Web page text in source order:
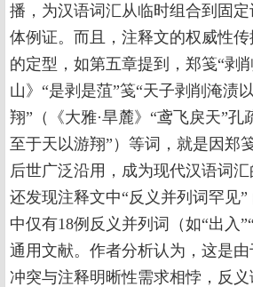
播，为汉语词汇从临时组合到固
体例证。而且，注释文的权威性
的定型，如第五章提到，郑笺“剥
山》“是剥是菹”笺“天子剥削淹渍
翔”（《大雅·旱麓》“鸢飞戾天”孔
至于天以游翔”）等词，就是因郑
后世广泛沿用，成为现代汉语词
还发现注释文中“反义并列词罕见
中仅有18例反义并列词（如“出入
通用文献。作者分析认为，这是
冲突与注释明晰性需求相悖，反